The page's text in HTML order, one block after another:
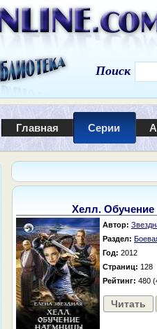
Поиск
Главная Серии
Хелл.
Автор:
Раздел:
Год: 2012
Страниц: 128
Рейтинг: 480
Читать